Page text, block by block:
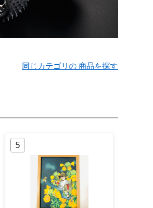
同じカテゴリの 商品を探す